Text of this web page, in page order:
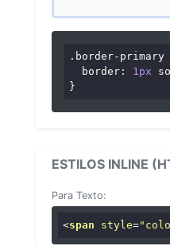
.border-primary
border : 1px
}
ESTILOS INLINE
Para Texto:
<span style=